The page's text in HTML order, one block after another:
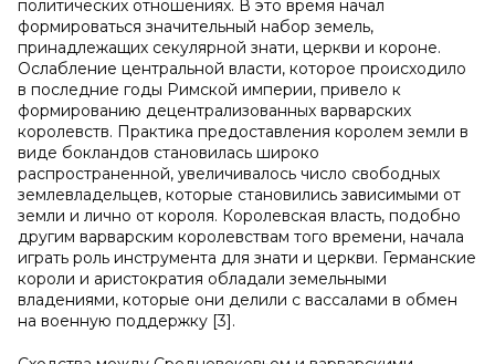
политических отношениях. В это время начал
формироваться значительный набор земель,
принадлежащих секулярной знати, церкви и короне.
Ослабление центральной власти, которое происходило
в последние годы Римской империи, привело к
формированию децентрализованных варварских
королевств. Практика предоставления королем земли в
виде бокландов становилась широко
распространенной, увеличивалось число свободных
землевладельцев, которые становились зависимыми от
земли и лично от короля. Королевская власть, подобно
другим варварским королевствам того времени, начала
играть роль инструмента для знати и церкви. Германские
короли и аристократия обладали земельными
владениями, которые они делили с вассалами в обмен
на военную поддержку [3].